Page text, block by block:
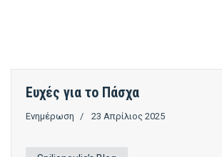
Ευχές για το Πάσχα
Ενημέρωση 23 Απρίλιος 2025